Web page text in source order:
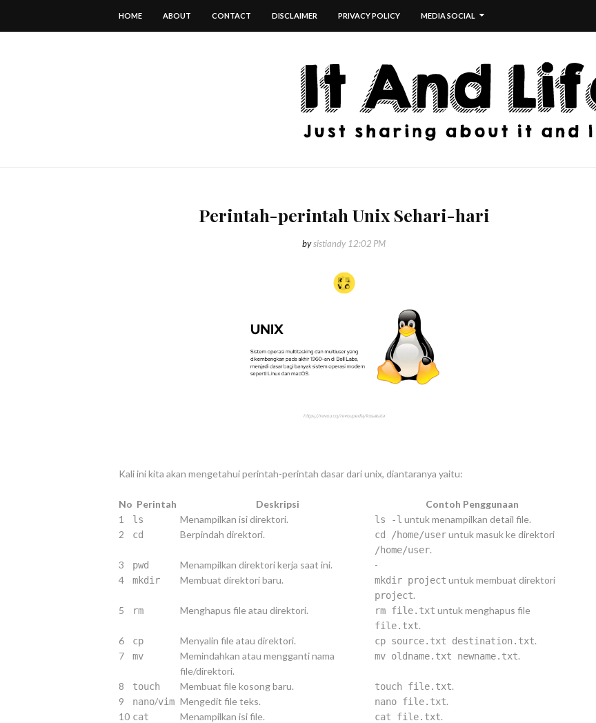
HOME ABOUT CONTACT DISCLAIMER PRIVACY POLICY MEDIA SOCIAL
Perintah-perintah Unix Sehari-hari
bysistiandy 12:02 PM
Kali ini kita akan mengetahui perintah-perintah dasar dari unix, diantaranya yaitu:
No Perintah Deskripsi
Contoh Penggunaan
1
ls Menampilkan isi direktori. ls -l untuk menampilkan detail file.
2
cd Berpindah direktori. cd /home/useruntuk masuk ke direktori
/home/user.
3
pwd Menampilkan direktori kerja saat ini.
-
4
mkdir Membuat direktori baru. mkdir project untuk membuat direktori
project.
5
rm Menghapus file atau direktori. rm file.txt untuk menghapus file
file.txt.
6
cp Menyalin file atau direktori. cp source.txt destination.txt.
7
mv
Memindahkan atau mengganti nama
file/direktori.
mv oldname.txt newname.txt.
8 touch Membuat file kosong baru. touch file.txt.
9
nano/vim Mengedit file teks. nano file.txt.
10 cat Menampilkan isi file. cat file.txt.